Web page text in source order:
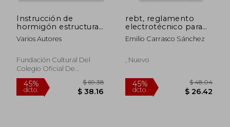
Instrucción de
hormigón estructural
(EHE-08)
Varios Autores
Fundación Cultural Del
Colegio Oficial De
Aparejadores Y Arquitectos
Técnicos De Sevilla, Tapa
Blanda, Nuevo
rebt, reglamento
electrotécnico para
baja tensión : incluye
índice analítico de los
utilizados por
Emilio Carrasco Sánchez
, Nuevo